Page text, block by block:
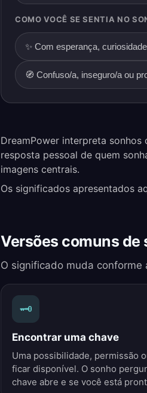
COMO VOCÊ SE SENTIA NO
✨ Com esperança,
🧭 Confuso/a, inseguro/a ou
DreamPower interpreta
resposta pessoal de quem
imagens centrais.
Os significados apresentados
Versões comuns de
O significado muda
🗝️
Encontrar uma chave
Uma possibilidade, permissão
ficar disponível. O sonho
chave abre e se você está